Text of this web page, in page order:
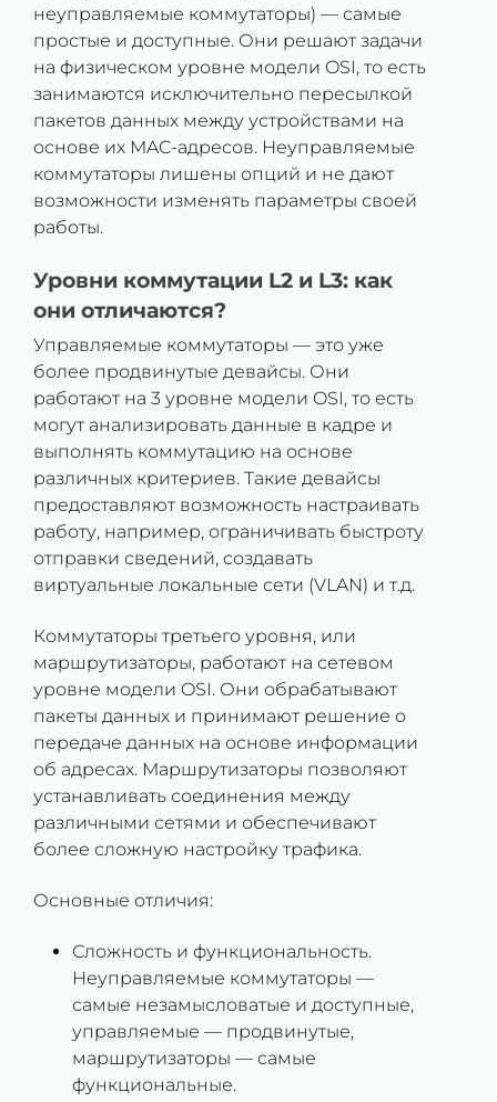
неуправляемые коммутаторы) — самые
простые и доступные. Они решают задачи
на физическом уровне модели OSI, то есть
занимаются исключительно пересылкой
пакетов данных между устройствами на
основе их MAC-адресов. Неуправляемые
коммутаторы лишены опций и не дают
возможности изменять параметры своей
работы.
Уровни коммутации L2 и L3: как
они отличаются?
Управляемые коммутаторы — это уже
более продвинутые девайсы. Они
работают на 3 уровне модели OSI, то есть
могут анализировать данные в кадре и
выполнять коммутацию на основе
различных критериев. Такие девайсы
предоставляют возможность настраивать
работу, например, ограничивать быстроту
отправки сведений, создавать
виртуальные локальные сети (VLAN) и т.д.
Коммутаторы третьего уровня, или
маршрутизаторы, работают на сетевом
уровне модели OSI. Они обрабатывают
пакеты данных и принимают решение о
передаче данных на основе информации
об адресах. Маршрутизаторы позволяют
устанавливать соединения между
различными сетями и обеспечивают
более сложную настройку трафика.
Основные отличия:
Сложность и функциональность.
Неуправляемые коммутаторы —
самые незамысловатые и доступные,
управляемые — продвинутые,
маршрутизаторы — самые
функциональные.